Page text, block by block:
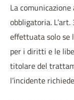
La
obbligatoria.
effettuata solo se
per i diritti e le
titolare del
l’incidente